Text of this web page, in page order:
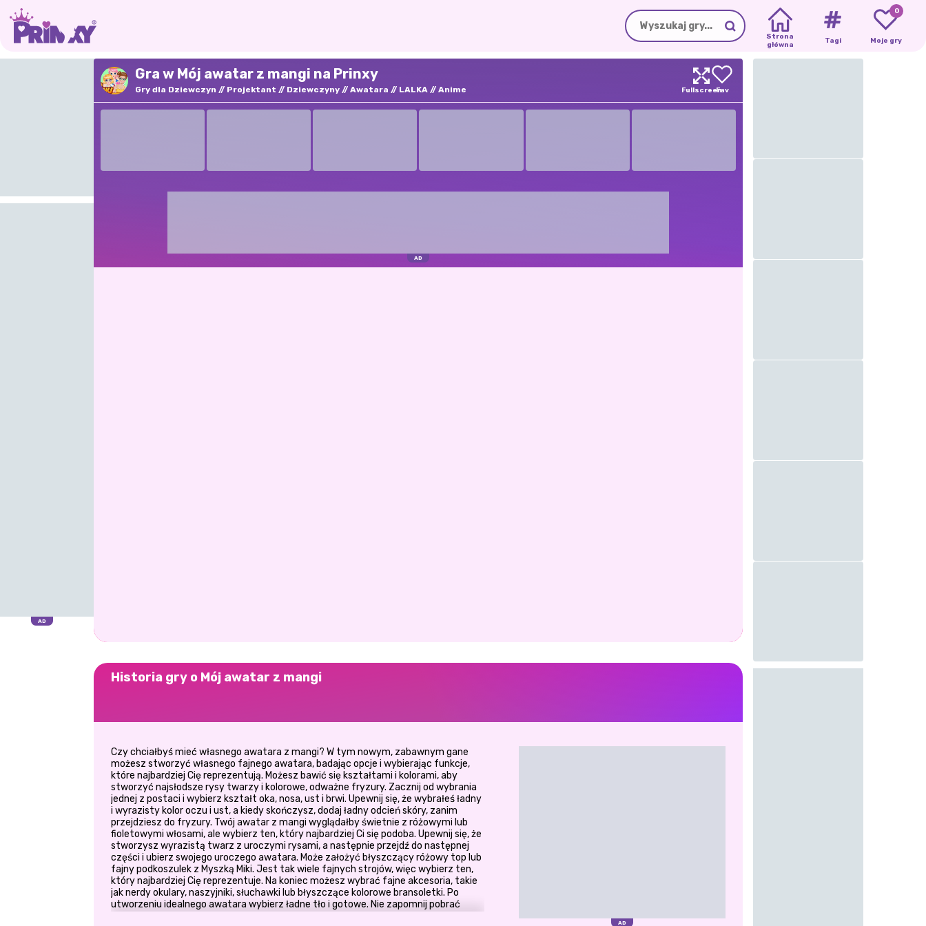
Strona
główna
Tagi
0
Moje gry
Gra w Mój awatar z mangi na Prinxy
Gry dla Dziewczyn Projektant Dziewczyny Awatara LALKA Anime
Historia gry o Mój awatar z mangi
Czy chciałbyś mieć własnego awatara z mangi? W tym nowym, zabawnym gane
możesz stworzyć własnego fajnego awatara, badając opcje i wybierając funkcje,
które najbardziej Cię reprezentują. Możesz bawić się kształtami i kolorami, aby
stworzyć najsłodsze rysy twarzy i kolorowe, odważne fryzury. Zacznij od wybrania
jednej z postaci i wybierz kształt oka, nosa, ust i brwi. Upewnij się, że wybrałeś ładny
i wyrazisty kolor oczu i ust, a kiedy skończysz, dodaj ładny odcień skóry, zanim
przejdziesz do fryzury. Twój awatar z mangi wyglądałby świetnie z różowymi lub
fioletowymi włosami, ale wybierz ten, który najbardziej Ci się podoba. Upewnij się, że
stworzysz wyrazistą twarz z uroczymi rysami, a następnie przejdź do następnej
części i ubierz swojego uroczego awatara. Może założyć błyszczący różowy top lub
fajny podkoszulek z Myszką Miki. Jest tak wiele fajnych strojów, więc wybierz ten,
który najbardziej Cię reprezentuje. Na koniec możesz wybrać fajne akcesoria, takie
jak nerdy okulary, naszyjniki, słuchawki lub błyszczące kolorowe bransoletki. Po
utworzeniu idealnego awatara wybierz ładne tło i gotowe. Nie zapomnij pobrać